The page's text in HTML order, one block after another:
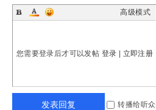
高级模式
您需要登录后才可以发帖 登录 立即注册
发表回复 转播给听众